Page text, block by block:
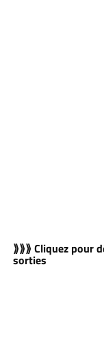
⟫⟫⟫ Cliquez pour
sorties